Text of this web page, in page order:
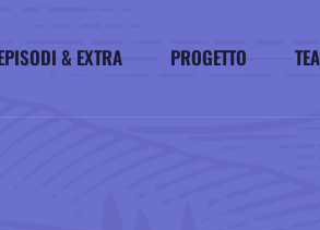
& EXTRA PROGETTO